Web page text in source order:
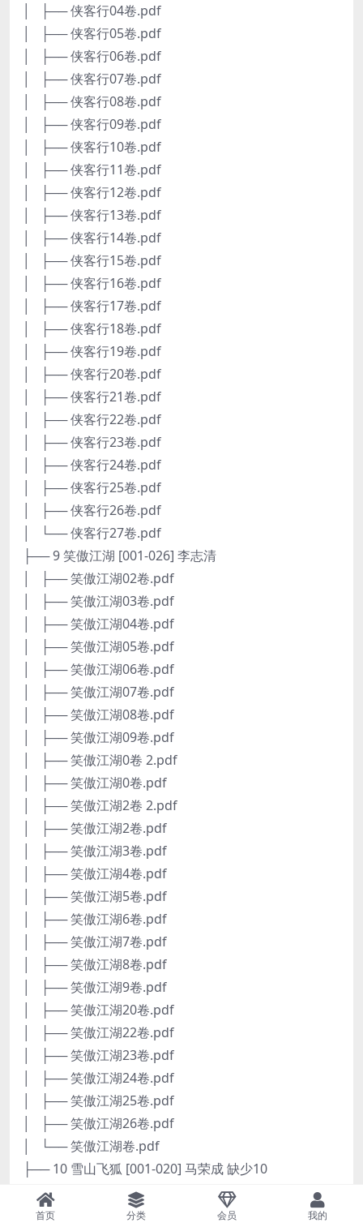
│ ├── 侠客行04卷.pdf
│ ├── 侠客行05卷.pdf
│ ├── 侠客行06卷.pdf
│ ├── 侠客行07卷.pdf
│ ├── 侠客行08卷.pdf
│ ├── 侠客行09卷.pdf
│ ├── 侠客行10卷.pdf
│ ├── 侠客行11卷.pdf
│ ├── 侠客行12卷.pdf
│ ├── 侠客行13卷.pdf
│ ├── 侠客行14卷.pdf
│ ├── 侠客行15卷.pdf
│ ├── 侠客行16卷.pdf
│ ├── 侠客行17卷.pdf
│ ├── 侠客行18卷.pdf
│ ├── 侠客行19卷.pdf
│ ├── 侠客行20卷.pdf
│ ├── 侠客行21卷.pdf
│ ├── 侠客行22卷.pdf
│ ├── 侠客行23卷.pdf
│ ├── 侠客行24卷.pdf
│ ├── 侠客行25卷.pdf
│ ├── 侠客行26卷.pdf
│ └── 侠客行27卷.pdf
├── 9 笑傲江湖 [001-026] 李志清
│ ├── 笑傲江湖02卷.pdf
│ ├── 笑傲江湖03卷.pdf
│ ├── 笑傲江湖04卷.pdf
│ ├── 笑傲江湖05卷.pdf
│ ├── 笑傲江湖06卷.pdf
│ ├── 笑傲江湖07卷.pdf
│ ├── 笑傲江湖08卷.pdf
│ ├── 笑傲江湖09卷.pdf
│ ├── 笑傲江湖0卷 2.pdf
│ ├── 笑傲江湖0卷.pdf
│ ├── 笑傲江湖2卷 2.pdf
│ ├── 笑傲江湖2卷.pdf
│ ├── 笑傲江湖3卷.pdf
│ ├── 笑傲江湖4卷.pdf
│ ├── 笑傲江湖5卷.pdf
│ ├── 笑傲江湖6卷.pdf
│ ├── 笑傲江湖7卷.pdf
│ ├── 笑傲江湖8卷.pdf
│ ├── 笑傲江湖9卷.pdf
│ ├── 笑傲江湖20卷.pdf
│ ├── 笑傲江湖22卷.pdf
│ ├── 笑傲江湖23卷.pdf
│ ├── 笑傲江湖24卷.pdf
│ ├── 笑傲江湖25卷.pdf
│ ├── 笑傲江湖26卷.pdf
│ └── 笑傲江湖卷.pdf
├── 10 雪山飞狐 [001-020] 马荣成 缺少10
│ └── 雪山飞狐 [001-020] 马荣成
│ ├── 雪山飞狐01卷.pdf
首页 分类 会员 我的